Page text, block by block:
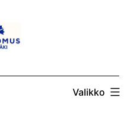
Valikko